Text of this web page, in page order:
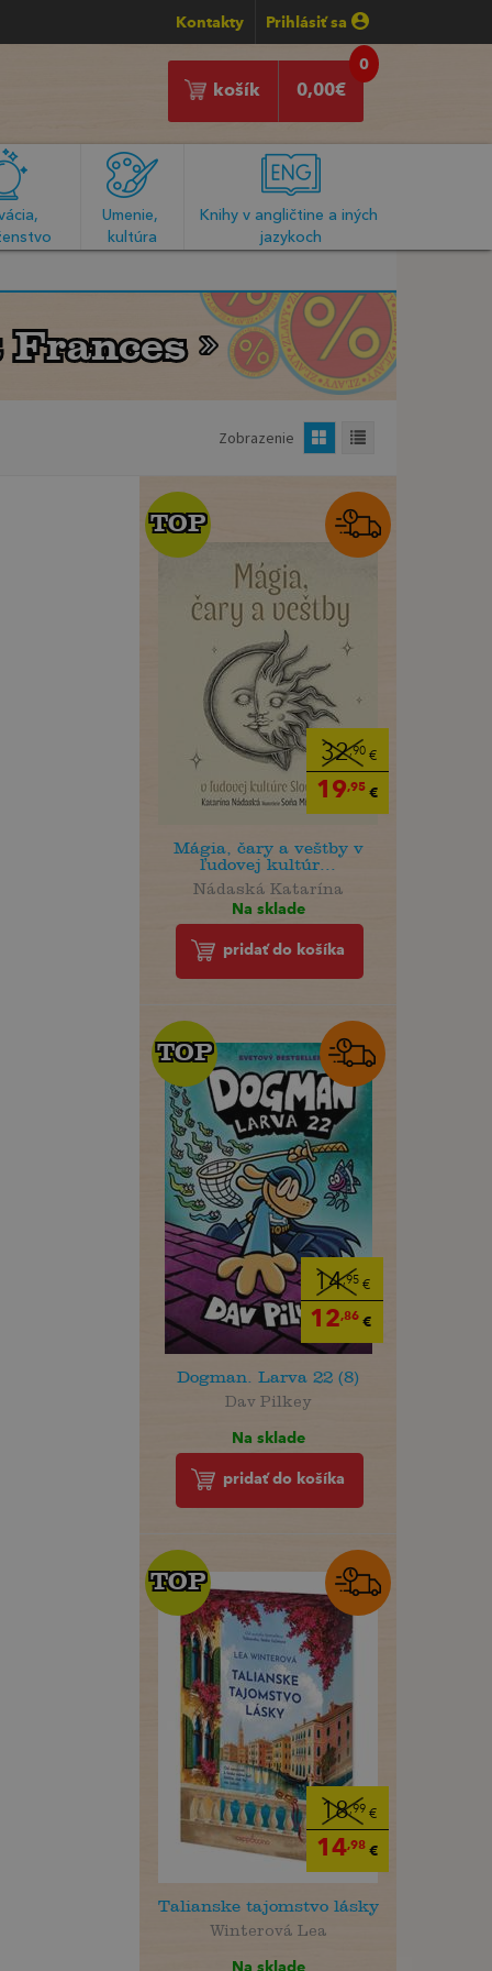
Kontakty Prihlásiť sa
0
0,00€
košík
Umenie,
kultúra
Knihy v angličtine a iných
jazykoch
Zobrazenie
32,90€
19,95€
TOP
TOP
Mágia, čary a veštby v
ľudovej kultúr...
Nádaská Katarína
Na sklade
pridať do košíka
14,95 €
12,86 €
TOP
TOP
Dogman. Larva 22 (8)
Dav Pilkey
Na sklade
pridať do košíka
18,99 €
14,98€
TOP
TOP
Talianske tajomstvo lásky
Winterová Lea
Na sklade